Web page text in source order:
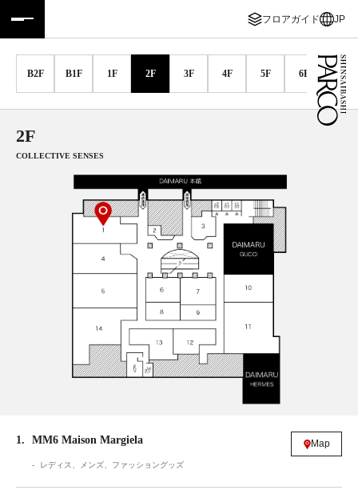
フロアガイド JP
ニュース
レストラン・カフェ
TAX FREE
PARCOメンバーズ
한국어
ภาษาไทย
B2F B1F 1F 2F 3F 4F 5F 6F 7F
2F
COLLECTIVE SENSES
1 MM6 Maison Margiela
レディス、メンズ、ファッショングッズ
Map